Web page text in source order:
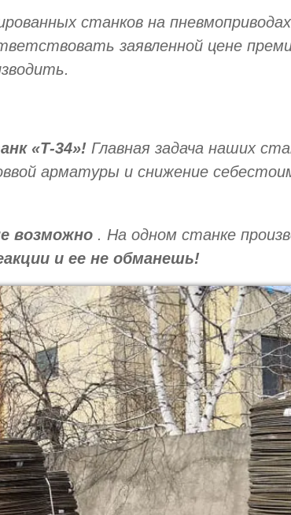
станков на
заявленной цене
«Т-34»! Главная задача наших
арматуры и снижение
возможно . На одном станке
и ее не обманешь!